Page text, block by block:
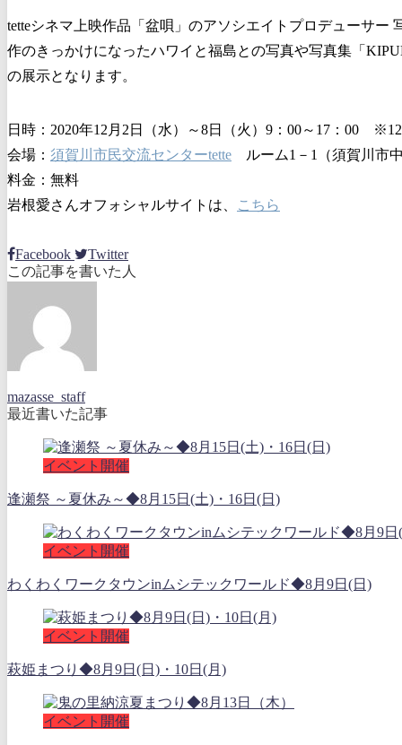
tetteシネマ上映作品「盆唄」のアソシエイトプロデューサ
作のきっかけになったハワイと福島との写真や写真集「
の展示となります。
日時：2020年12月2日（水）～8日（火）9：00～17：00
会場： 須賀川市民交流センターtette ルーム1－1（須賀川市
料金：無料
岩根愛さんオフォシャルサイトは、
こちら
Facebook
Twitter
この記事を書いた人
mazasse_staff
最近書いた記事
イベント開催
逢瀬祭 ～夏休み～◆8月15日(土)・16日(日)
イベント開催
わくわくワークタウンinムシテックワールド◆8月9日(日)
イベント開催
萩姫まつり◆8月9日(日)・10日(月)
イベント開催